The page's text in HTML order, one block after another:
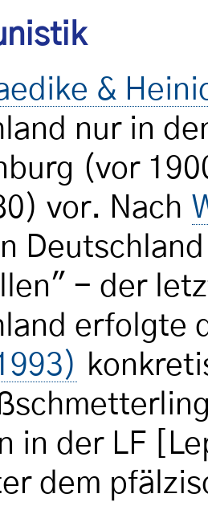
&
nur in
(vor
vor. Nach
- der
erfolgte
in der LF
dem